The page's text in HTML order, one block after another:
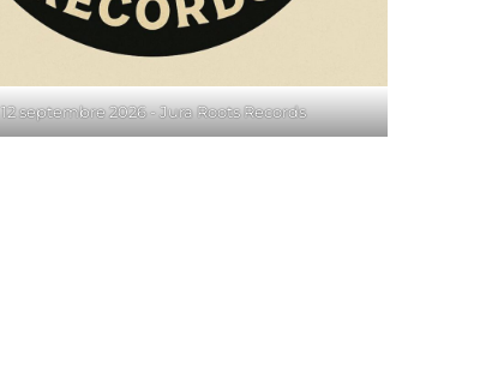
12 septembre 2026 - Jura Roots Records